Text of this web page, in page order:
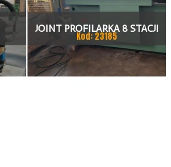
JOINT PROFILARKA 8 STACJI
Kod: 23185